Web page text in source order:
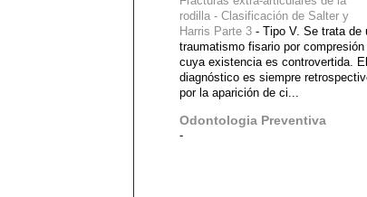
rodilla - Clasificación de Salter y
Harris Parte 3 - Tipo V. Se trata de
traumatismo fisario por compresión
cuya existencia es controvertida. El
diagnóstico es siempre
por la aparición de ci...
Odontologia Preventiva
-